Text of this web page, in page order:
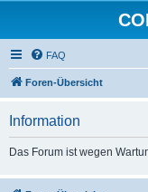
FAQ
Foren-Übersicht
Information
Das Forum ist wegen